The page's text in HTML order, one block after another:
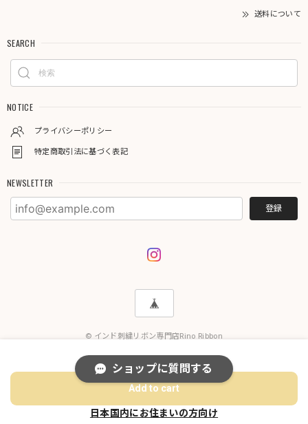
送料について
SEARCH
NOTICE
プライバシーポリシー
特定商取引法に基づく表記
NEWSLETTER
登録
© インド刺繍リボン専門店Rino Ribbon
International shipping available
Add to cart
日本国内にお住まいの方向け
ショップに質問する